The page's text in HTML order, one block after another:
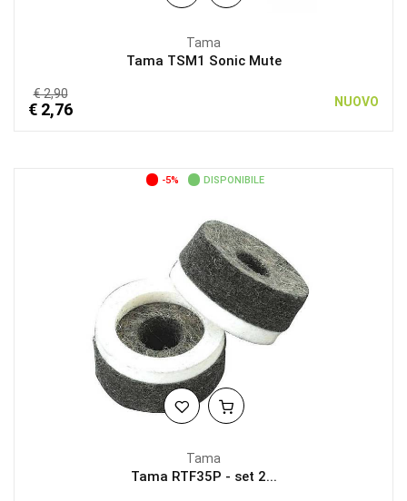
Tama
Tama TSM1 Sonic Mute
€ 2,90
€ 2,76 NUOVO
-5% DISPONIBILE
Tama
Tama RTF35P - set 2...